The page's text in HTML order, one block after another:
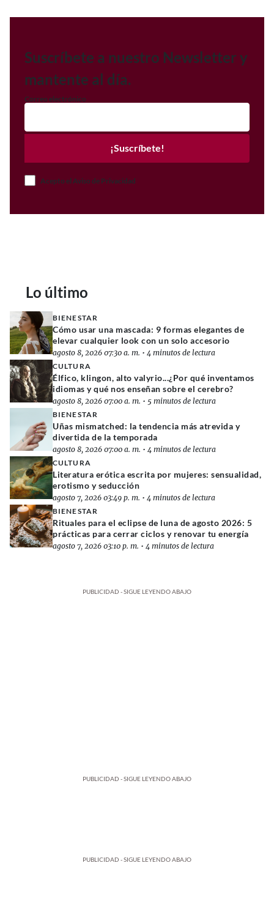
Suscríbete a nuestro Newsletter y
mantente al día.
Correo electrónico
¡Suscríbete!
Acepto el Aviso de Privacidad
Lo último
BIENESTAR
Cómo usar una mascada: 9 formas elegantes de
elevar cualquier look con un solo accesorio
agosto 8, 2026 07:30 a. m. • 4 minutos de lectura
CULTURA
Élfico, klingon, alto valyrio...¿Por qué inventamos
idiomas y qué nos enseñan sobre el cerebro?
agosto 8, 2026 07:00 a. m. • 5 minutos de lectura
BIENESTAR
Uñas mismatched: la tendencia más atrevida y
divertida de la temporada
agosto 8, 2026 07:00 a. m. • 4 minutos de lectura
CULTURA
Literatura erótica escrita por mujeres: sensualidad,
erotismo y seducción
agosto 7, 2026 03:49 p. m. • 4 minutos de lectura
BIENESTAR
Rituales para el eclipse de luna de agosto 2026: 5
prácticas para cerrar ciclos y renovar tu energía
agosto 7, 2026 03:10 p. m. • 4 minutos de lectura
PUBLICIDAD - SIGUE LEYENDO ABAJO
PUBLICIDAD - SIGUE LEYENDO ABAJO
PUBLICIDAD - SIGUE LEYENDO ABAJO